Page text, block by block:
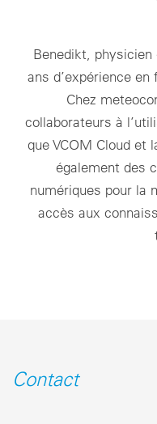
Benedikt,
ans d’expérience
Chez
collaborateurs à
que VCOM Cloud et
également des
numériques pour la
accès aux
Contact